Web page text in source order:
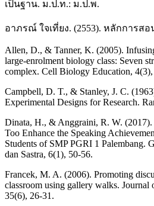
เป็นฐาน. ม.ป.ท.: ม.ป.พ.
อาภรณ์ ใจเที่ยง. (2553). หลักการสอ
Allen, D., & Tanner, K. (2005).
large-enrolment biology class: Seven
complex. Cell Biology Education,
Campbell, D. T., & Stanley, J. C.
Experimental Designs for Research.
Dinata, H., & Anggraini, R. W.
Too Enhance the Speaking
Students of SMP PGRI 1 Palembang.
dan Sastra, 6(1), 50-56.
Francek, M. A. (2006). Promoting
classroom using gallery walks. Journal
35(6), 26-31.